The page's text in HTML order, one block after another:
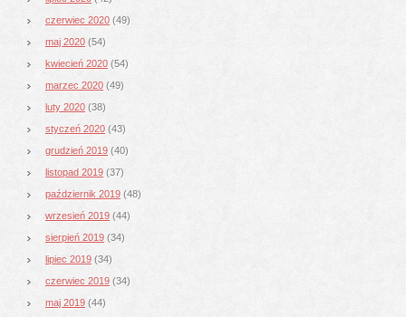
czerwiec 2020 (49)
maj 2020 (54)
kwiecień 2020 (54)
marzec 2020 (49)
luty 2020 (38)
styczeń 2020 (43)
grudzień 2019 (40)
listopad 2019 (37)
październik 2019 (48)
wrzesień 2019 (44)
sierpień 2019 (34)
lipiec 2019 (34)
czerwiec 2019 (34)
maj 2019 (44)